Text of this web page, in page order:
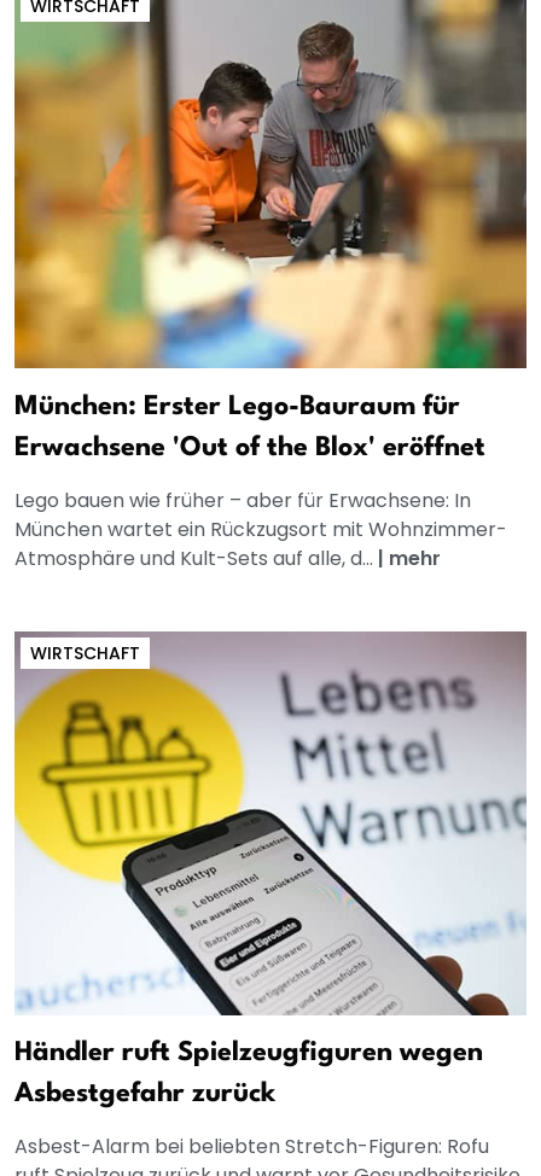
WIRTSCHAFT
München: Erster Lego-Bauraum für
Erwachsene 'Out of the Blox' eröffnet
Lego bauen wie früher – aber für Erwachsene: In
München wartet ein Rückzugsort mit Wohnzimmer-
Atmosphäre und Kult-Sets auf alle, d... | mehr
WIRTSCHAFT
Händler ruft Spielzeugfiguren wegen
Asbestgefahr zurück
Asbest-Alarm bei beliebten Stretch-Figuren: Rofu